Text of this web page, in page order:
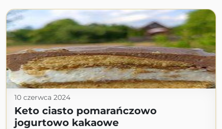
10 czerwca 2024
Keto ciasto pomarańczowo
jogurtowo kakaowe